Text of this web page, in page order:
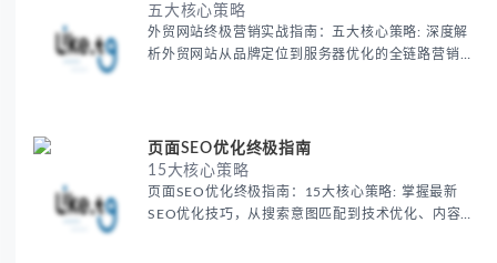
五大核心策略
外贸网站终极营销实战指南：五大核心策略: 深度解
析外贸网站从品牌定位到服务器优化的全链路营销策
页面SEO优化终极指南
15大核心策略
页面SEO优化终极指南：15大核心策略: 掌握最新
SEO优化技巧，从搜索意图匹配到技术优化、内容策